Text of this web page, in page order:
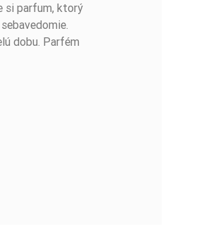
si parfum, ktorý
dobu. Parfém